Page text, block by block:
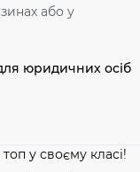
або у
юридичних осіб
у своєму класі!